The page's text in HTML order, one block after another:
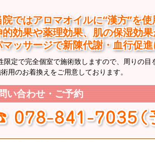
院ではアロマオイルに“漢方”を
的効果や薬理効果、肌の保湿効
ッサージで新陳代謝・血行促
限定で完全個室で施術致しますので、周りの目
用のお着換えをご用意しております。
い合わせ・ご予約